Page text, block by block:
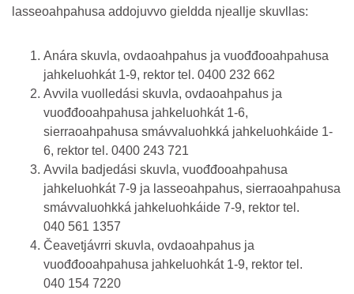
lasseoahpahusa addojuvvo gieldda njeallje skuvllas:
Anára skuvla, ovdaoahpahus ja vuođđooahpahusa
jahkeluohkát 1-9, rektor tel. 0400 232 662
Avvila vuolledási skuvla, ovdaoahpahus ja
vuođđooahpahusa jahkeluohkát 1-6,
sierraoahpahusa smávvaluohkká jahkeluohkáide 1-
6, rektor tel. 0400 243 721
Avvila badjedási skuvla, vuođđooahpahusa
jahkeluohkát 7-9 ja lasseoahpahus, sierraoahpahusa
smávvaluohkká jahkeluohkáide 7-9, rektor tel.
040 561 1357
Čeavetjávrri skuvla, ovdaoahpahus ja
vuođđooahpahusa jahkeluohkát 1-9, rektor tel.
040 154 7220